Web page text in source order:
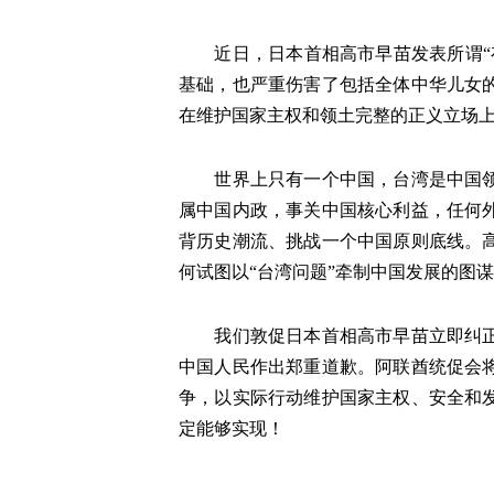
近日，日本首相高市早苗发表所谓
基础，也严重伤害了包括全体中华儿女
在维护国家主权和领土完整的正义立场
世界上只有一个中国，台湾是中国
属中国内政，事关中国核心利益，任何
背历史潮流、挑战一个中国原则底线。
何试图以“台湾问题”牵制中国发展的图
我们敦促日本首相高市早苗立即纠
中国人民作出郑重道歉。阿联酋统促会
争，以实际行动维护国家主权、安全和
定能够实现！